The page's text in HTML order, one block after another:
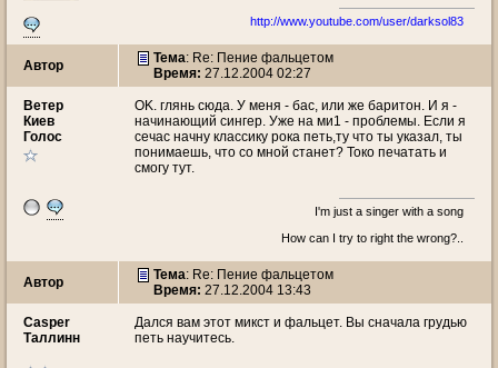
http://www.youtube.com/user/darksol83
Автор Тема: Re: Пение фальцетом
Время: 27.12.2004 02:27
Ветeр
Киев
Голос
OK. глянь сюда. У меня - бас, или же баритон. И я -
начинающий сингер. Уже на ми1 - проблемы. Если я
сечас начну классику рока петь,ту что ты указал, ты
понимаешь, что со мной станет? Токо печатать и
смогу тут.
I'm just a singer with a song
How can I try to right the wrong?..
Автор Тема: Re: Пение фальцетом
Время: 27.12.2004 13:43
Casper
Таллинн
Дался вам этот микст и фальцет. Вы сначала грудью
петь научитесь.